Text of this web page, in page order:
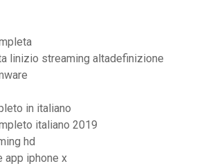
linizio streaming altadefinizione
in italiano
italiano 2019
hd
app iphone x